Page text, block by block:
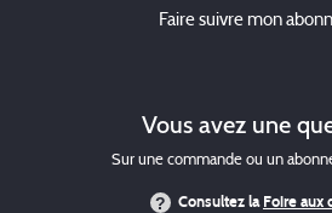
Faire suivre mon
Vous avez une
Sur une commande ou un
Consultez laFoire aux